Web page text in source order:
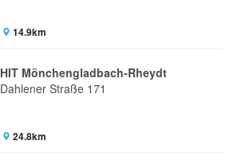
14.9km
HIT Mönchengladbach-Rheydt
Dahlener Straße 171
24.8km